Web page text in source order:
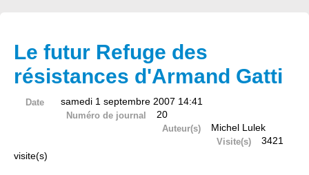
Le futur Refuge des
résistances d'Armand Gatti
Date samedi 1 septembre 2007 14:41
Numéro de journal 20
Auteur(s) Michel Lulek
Visite(s)
3421
visite(s)